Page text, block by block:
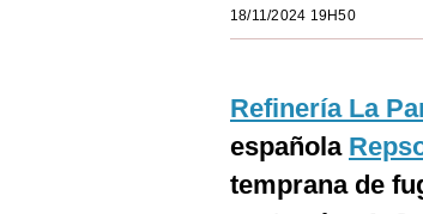
18/11/2024 19H50
Refinería La
española
temprana de